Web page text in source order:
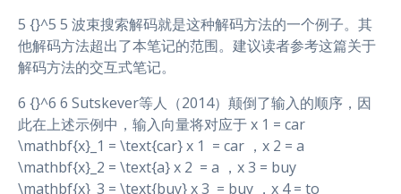
5 {}^5 5 波束搜索解码就是这种解码方法的一个例子。其
他解码方法超出了本笔记的范围。建议读者参考这篇关于
解码方法的交互式笔记。
6 {}^6 6 Sutskever等人（2014）颠倒了输入的顺序，因
此在上述示例中，输入向量将对应于 x 1 = car
\mathbf{x}_1 = \text{car} x 1 ​ = car ，x 2 = a
\mathbf{x}_2 = \text{a} x 2 ​ = a ，x 3 = buy
\mathbf{x}_3 = \text{buy} x 3 ​ = buy ，x 4 = to